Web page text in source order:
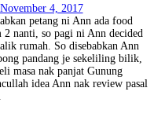
4, 2017
petang ni Ann ada food
2 nanti, so pagi ni Ann decided
rumah. So disebabkan Ann
pandang je sekeliling bilik,
masa nak panjat Gunung
idea Ann nak review pasal